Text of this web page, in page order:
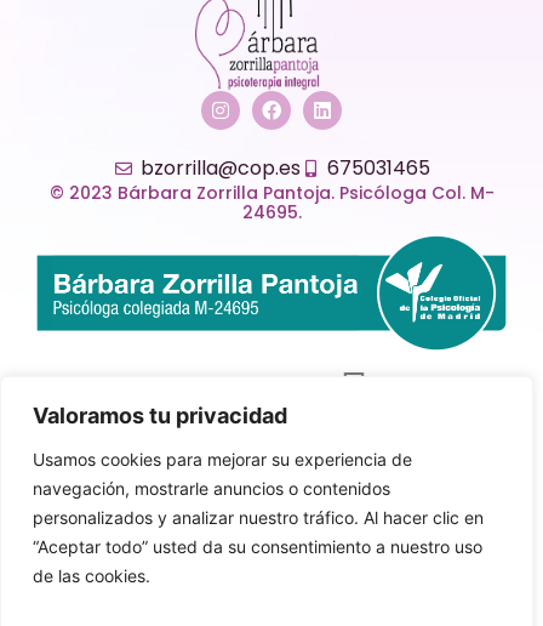
Valoramos tu privacidad
Usamos cookies para mejorar su experiencia de
navegación, mostrarle anuncios o contenidos
personalizados y analizar nuestro tráfico. Al hacer clic en
“Aceptar todo” usted da su consentimiento a nuestro uso
de las cookies.
bzorrilla@cop.es 675031465
© 2023 Bárbara Zorrilla Pantoja. Psicóloga Col. M-
24695.